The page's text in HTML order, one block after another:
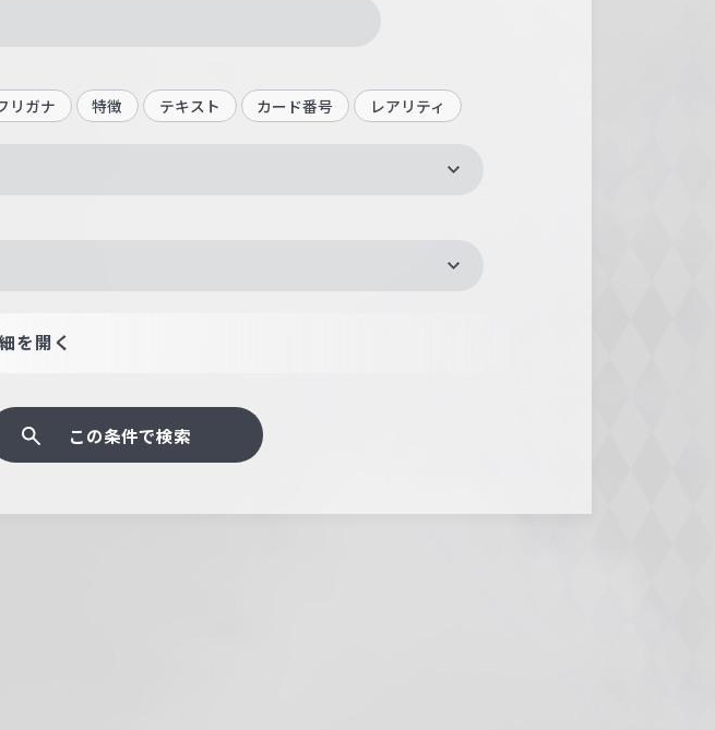
リガナ 特徴 テキスト カード番号 レアリティ
を開く
この条件で検索